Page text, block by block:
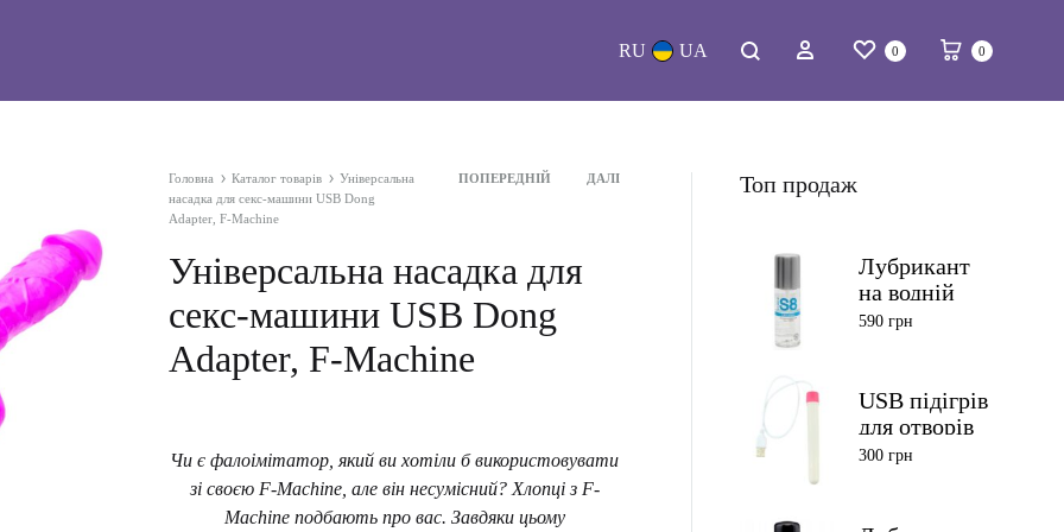
Пошук Список бажань
0 Кошик
0
Головна Каталог товарів
Універсальна
насадка для секс-машини USB Dong
Adapter, F-Machine
Навігація
ПОПЕРЕДНІЙ ДАЛІ
Універсальна насадка для
секс-машини USB Dong
Adapter, F-Machine
Чи є фалоімітатор, який ви хотіли б використовувати
зі своєю F-Machine, але він несумісний? Хлопці з F-
Machine подбають про вас. Завдяки цьому
Топ продаж
Лубрикант
на водній
основі S8
590грн
USB підігрів
для отворів
секс-ляльок
300грн